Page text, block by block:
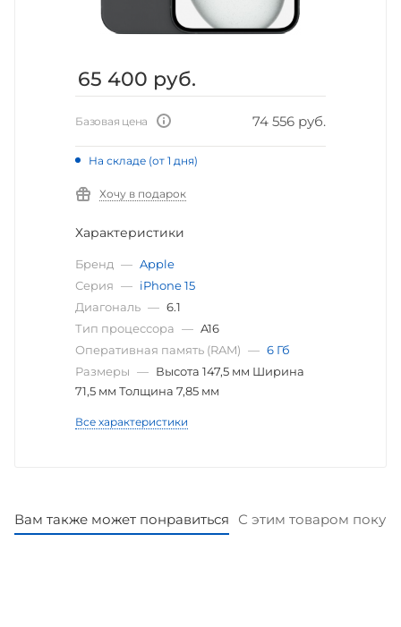
65 400 руб.
Базовая цена 74 556 руб.
На складе (от 1 дня)
Хочу в подарок
Характеристики
Бренд — Apple
Серия — iPhone 15
Диагональ — 6.1
Тип процессора — A16
Оперативная память (RAM) — 6 Гб
Размеры — Высота 147,5 мм Ширина
71,5 мм Толщина 7,85 мм
Все характеристики
Вам также может понравиться С этим товаром